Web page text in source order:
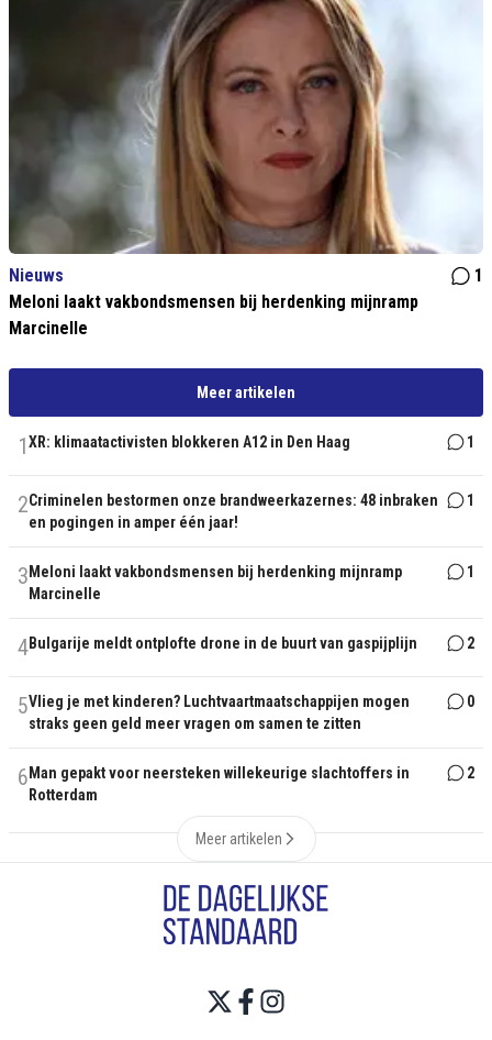
Nieuws
1
Meloni laakt vakbondsmensen bij herdenking mijnramp
Marcinelle
Meer artikelen
1XR: klimaatactivisten blokkeren A12 in Den Haag 1
2Criminelen bestormen onze brandweerkazernes: 48 inbraken
en pogingen in amper één jaar!
1
3 Meloni laakt vakbondsmensen bij herdenking mijnramp
Marcinelle
1
4Bulgarije meldt ontplofte drone in de buurt van gaspijplijn 2
5Vlieg je met kinderen? Luchtvaartmaatschappijen mogen
straks geen geld meer vragen om samen te zitten
0
6 Man gepakt voor neersteken willekeurige slachtoffers in
Rotterdam
2
Meer artikelen